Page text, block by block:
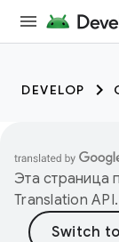
DEVELOP
Эта страница
Translation API.